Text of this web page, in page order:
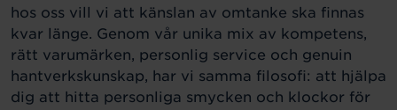
hos oss vill vi att känslan av omtanke ska finnas
kvar länge. Genom vår unika mix av kompetens,
rätt varumärken, personlig service och genuin
hantverkskunskap, har vi samma filosofi: att hjälpa
dig att hitta personliga smycken och klockor för